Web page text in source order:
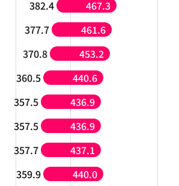
382.4 467.3
377.7 461.6
370.8 453.2
360.5 440.6
357.5 436.9
357.5 436.9
357.7 437.1
359.9 440.0